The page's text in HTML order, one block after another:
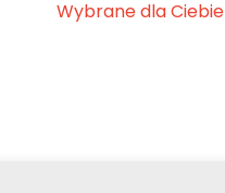
Wybrane dla Ciebie